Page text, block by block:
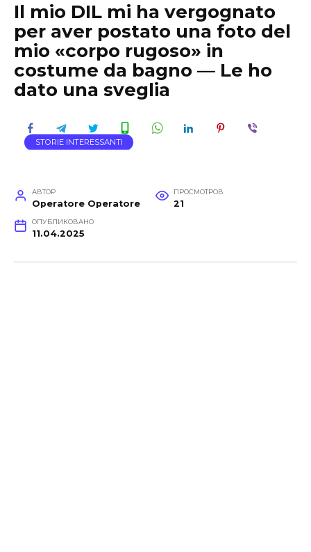
Il mio DIL mi ha vergognato
per aver postato una foto del
mio «corpo rugoso» in
costume da bagno — Le ho
dato una sveglia
STORIE INTERESSANTI
АВТОР
Operatore Operatore
ПРОСМОТРОВ
21
ОПУБЛИКОВАНО
11.04.2025